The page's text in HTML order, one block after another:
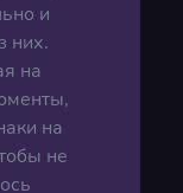
и
них.
на
на
не